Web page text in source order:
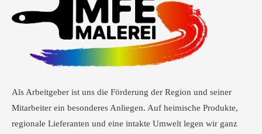
Als Arbeitgeber ist uns die Förderung der Region und seiner
Mitarbeiter ein besonderes Anliegen. Auf heimische Produkte,
regionale Lieferanten und eine intakte Umwelt legen wir ganz